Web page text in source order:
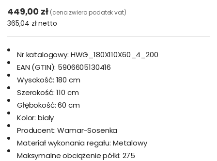
449,00 zł (cena zwiera podatek vat)
365,04 złnetto
Nr katalogowy: HWG_180X110X60_4_200
EAN (GTIN): 5906605130416
Wysokość: 180 cm
Szerokość: 110 cm
Głębokość: 60 cm
Kolor: bialy
Producent: Wamar-Sosenka
Materiał wykonania regału: Metalowy
Maksymalne obciążenie półki: 275